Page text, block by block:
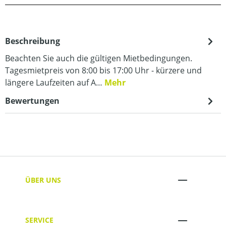
Beschreibung
Beachten Sie auch die gültigen Mietbedingungen.
Tagesmietpreis von 8:00 bis 17:00 Uhr - kürzere und
längere Laufzeiten auf A… Mehr
Bewertungen
ÜBER UNS
SERVICE